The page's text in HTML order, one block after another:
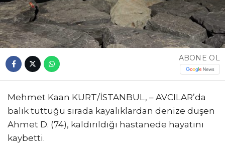
ABONE OL
Mehmet Kaan KURT/İSTANBUL, – AVCILAR’da
balık tuttuğu sırada kayalıklardan denize düşen
Ahmet D. (74), kaldırıldığı hastanede hayatını
kaybetti.